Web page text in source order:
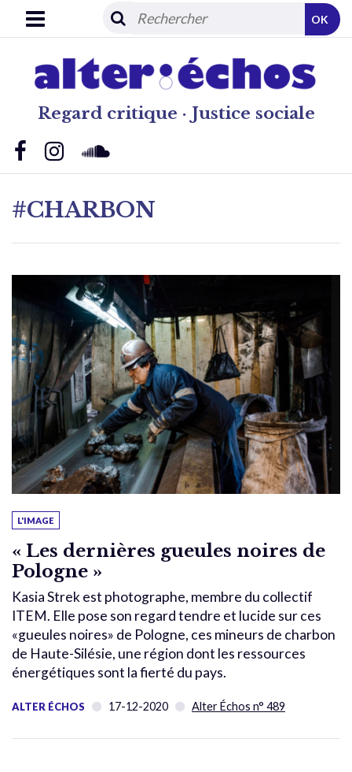
Regard critique · Justice sociale
OK
#CHARBON
L'IMAGE
« Les dernières gueules noires de
Pologne »
Kasia Strek est photographe, membre du collectif
ITEM. Elle pose son regard tendre et lucide sur ces
«gueules noires» de Pologne, ces mineurs de charbon
de Haute-Silésie, une région dont les ressources
énergétiques sont la fierté du pays.
ALTER ÉCHOS 17-12-2020 Alter Échos n° 489